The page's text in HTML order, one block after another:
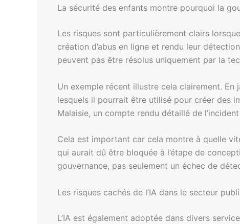
La sécurité des enfants montre pourquoi la
Les risques sont particulièrement clairs
création d’abus en ligne et rendu leur
peuvent pas être résolus uniquement par la
Un exemple récent illustre cela clairement. En
lesquels il pourrait être utilisé pour créer des
Malaisie, un compte rendu détaillé de
Cela est important car cela montre à quelle
qui aurait dû être bloquée à l’étape de
gouvernance, pas seulement un échec de
Les risques cachés de l’IA dans le secteur
L’IA est également adoptée dans divers